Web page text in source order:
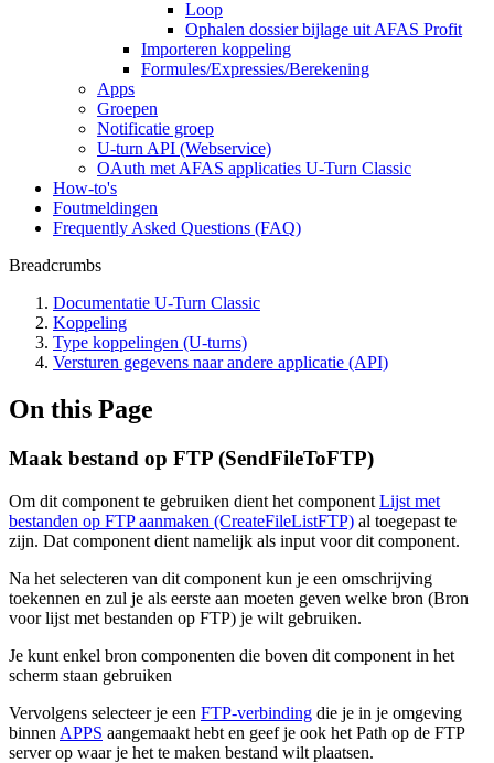
Loop
Ophalen dossier bijlage uit AFAS Profit
Importeren koppeling
Formules/Expressies/Berekening
Apps
Groepen
Notificatie groep
U-turn API (Webservice)
OAuth met AFAS applicaties U-Turn Classic
How-to's
Foutmeldingen
Frequently Asked Questions (FAQ)
Breadcrumbs
Documentatie U-Turn Classic
Koppeling
Type koppelingen (U-turns)
Versturen gegevens naar andere applicatie (API)
On this Page
Maak bestand op FTP (SendFileToFTP)
Om dit component te gebruiken dient het component Lijst met
bestanden op FTP aanmaken (CreateFileListFTP) al toegepast te
zijn. Dat component dient namelijk als input voor dit component.
Na het selecteren van dit component kun je een omschrijving
toekennen en zul je als eerste aan moeten geven welke bron (Bron
voor lijst met bestanden op FTP) je wilt gebruiken.
Je kunt enkel bron componenten die boven dit component in het
scherm staan gebruiken
Vervolgens selecteer je een FTP-verbinding die je in je omgeving
binnen APPS aangemaakt hebt en geef je ook het Path op de FTP
server op waar je het te maken bestand wilt plaatsen.